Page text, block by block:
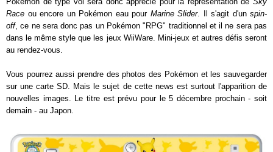
Race ou encore un Pokémon eau pour Marine Slider. Il s'agit d'un spin-
off, ce ne sera donc pas un Pokémon "RPG" traditionnel et il ne sera pas
dans le même style que les jeux WiiWare. Mini-jeux et autres défis seront
au rendez-vous.
Vous pourrez aussi prendre des photos des Pokémon et les sauvegarder
sur une carte SD. Mais le sujet de cette news est surtout l'apparition de
nouvelles images. Le titre est prévu pour le 5 décembre prochain - soit
demain - au Japon.